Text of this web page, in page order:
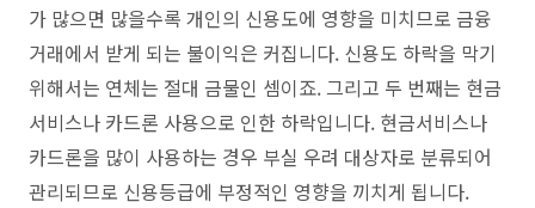
가 많으면 많을수록 개인의 신용도에 영향을 미치므로 금융
거래에서 받게 되는 불이익은 커집니다. 신용도 하락을 막기
위해서는 연체는 절대 금물인 셈이죠. 그리고 두 번째는 현금
서비스나 카드론 사용으로 인한 하락입니다. 현금서비스나
카드론을 많이 사용하는 경우 부실 우려 대상자로 분류되어
관리되므로 신용등급에 부정적인 영향을 끼치게 됩니다.